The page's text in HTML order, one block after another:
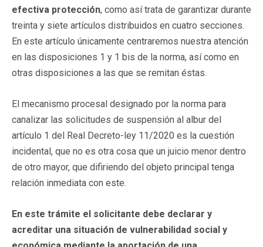
efectiva protección, como así trata de garantizar durante
treinta y siete artículos distribuidos en cuatro secciones.
En este artículo únicamente centraremos nuestra atención
en las disposiciones 1 y 1 bis de la norma, así como en
otras disposiciones a las que se remitan éstas.
El mecanismo procesal designado por la norma para
canalizar las solicitudes de suspensión al albur del
artículo 1 del Real Decreto-ley 11/2020 es la cuestión
incidental, que no es otra cosa que un juicio menor dentro
de otro mayor, que difiriendo del objeto principal tenga
relación inmediata con este.
En este trámite el solicitante debe declarar y
acreditar una situación de vulnerabilidad social y